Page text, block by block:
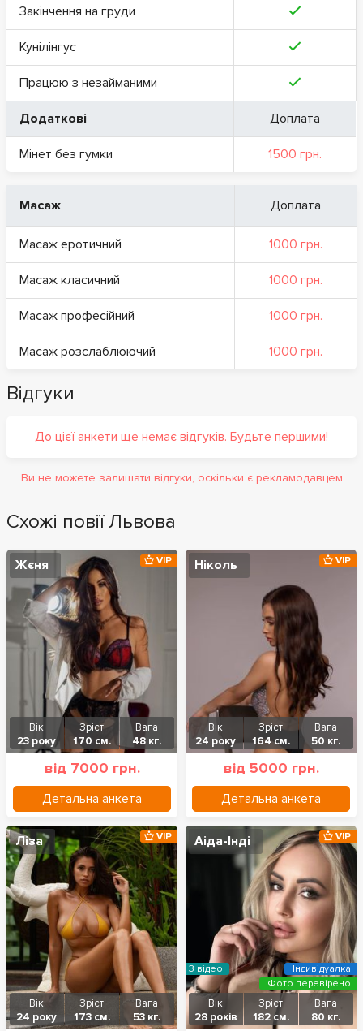
Закінчення на груди
Кунілінгус
Працюю з незайманими
Додаткові Доплата
Мінет без гумки 1500 грн.
Масаж Доплата
Масаж еротичний 1000 грн.
Масаж класичний 1000 грн.
Масаж професійний 1000 грн.
Масаж розслаблюючий 1000 грн.
Відгуки
До цієї анкети ще немає відгуків. Будьте першими!
Ви не можете залишати відгуки, оскільки є рекламодавцем
Схожі повії Львова
Жєня
Вік
23 року
Зріст
170 см.
Вага
48 кг.
від 7000 грн.
Детальна анкета
VIP Ніколь
Вік
24 року
Зріст
164 см.
Вага
50 кг.
від 5000 грн.
Детальна анкета
VIP
Ліза
Вік
24 року
Зріст
173 см.
Вага
53 кг.
VIP Аіда-Інді
Вік
28 років
Зріст
182 см.
Вага
80 кг.
VIP
З відео
Фото перевірено
Індивідуалка